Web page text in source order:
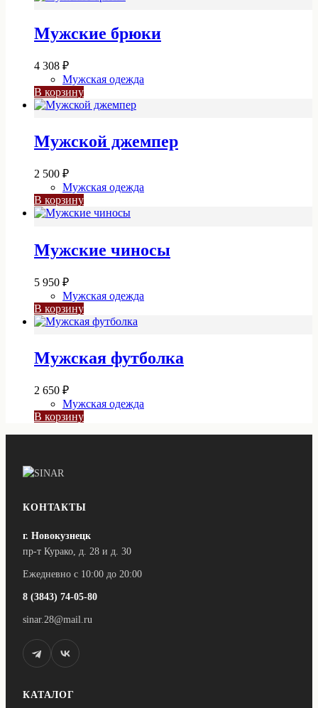
Мужские брюки
4 308 ₽
Мужская одежда
В корзину
Мужской джемпер
2 500 ₽
Мужская одежда
В корзину
Мужские чиносы
5 950 ₽
Мужская одежда
В корзину
Мужская футболка
2 650 ₽
Мужская одежда
В корзину
КОНТАКТЫ
г. Новокузнецк
пр-т Курако, д. 28 и д. 30
Ежедневно с 10:00 до 20:00
8 (3843) 74-05-80
sinar.28@mail.ru
КАТАЛОГ